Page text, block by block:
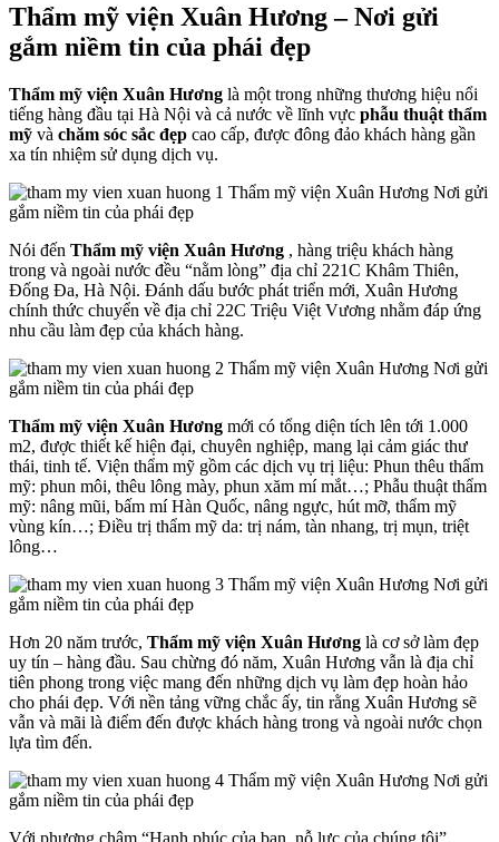
Thẩm mỹ viện Xuân Hương – Nơi gửi
gắm niềm tin của phái đẹp
Thẩm mỹ viện Xuân Hương là một trong những thương hiệu nổi
tiếng hàng đầu tại Hà Nội và cả nước về lĩnh vực phẫu thuật thẩm
mỹ và chăm sóc sắc đẹp cao cấp, được đông đảo khách hàng gần
xa tín nhiệm sử dụng dịch vụ.
Nói đến Thẩm mỹ viện Xuân Hương , hàng triệu khách hàng
trong và ngoài nước đều “nằm lòng” địa chỉ 221C Khâm Thiên,
Đống Đa, Hà Nội. Đánh dấu bước phát triển mới, Xuân Hương
chính thức chuyển về địa chỉ 22C Triệu Việt Vương nhằm đáp ứng
nhu cầu làm đẹp của khách hàng.
Thẩm mỹ viện Xuân Hương mới có tổng diện tích lên tới 1.000
m2, được thiết kế hiện đại, chuyên nghiệp, mang lại cảm giác thư
thái, tinh tế. Viện thẩm mỹ gồm các dịch vụ trị liệu: Phun thêu thẩm
mỹ: phun môi, thêu lông mày, phun xăm mí mắt…; Phẫu thuật thẩm
mỹ: nâng mũi, bấm mí Hàn Quốc, nâng ngực, hút mỡ, thẩm mỹ
vùng kín…; Điều trị thẩm mỹ da: trị nám, tàn nhang, trị mụn, triệt
lông…
Hơn 20 năm trước, Thẩm mỹ viện Xuân Hương là cơ sở làm đẹp
uy tín – hàng đầu. Sau chừng đó năm, Xuân Hương vẫn là địa chỉ
tiên phong trong việc mang đến những dịch vụ làm đẹp hoàn hảo
cho phái đẹp. Với nền tảng vững chắc ấy, tin rằng Xuân Hương sẽ
vẫn và mãi là điểm đến được khách hàng trong và ngoài nước chọn
lựa tìm đến.
Với phương châm “Hạnh phúc của bạn, nỗ lực của chúng tôi”,